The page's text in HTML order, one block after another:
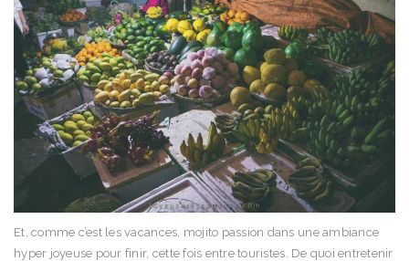
Et, comme c’est les vacances, mojito passion dans une ambiance
hyper joyeuse pour finir, cette fois entre touristes. De quoi entretenir